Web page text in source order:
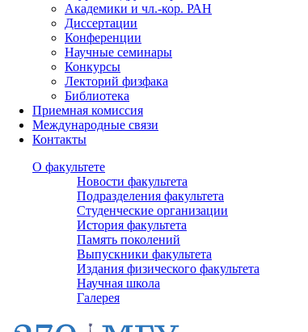
Академики и чл.-кор. РАН
Диссертации
Конференции
Научные семинары
Конкурсы
Лекторий физфака
Библиотека
Приемная комиссия
Международные связи
Контакты
О факультете
Новости факультета
Подразделения факультета
Студенческие организации
История факультета
Память поколений
Выпускники факультета
Издания физического факультета
Научная школа
Галерея